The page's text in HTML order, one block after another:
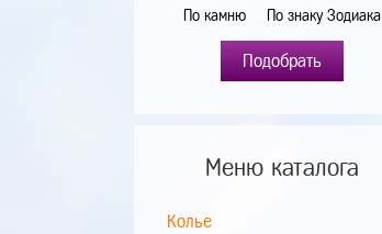
По камню По знаку Зодиака
Подобрать
Меню каталога
Колье